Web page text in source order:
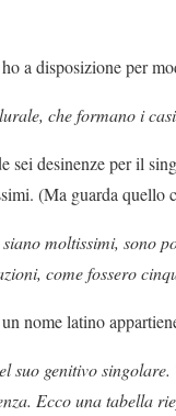
a disposizione per
che formano i
sei desinenze per il
(Ma guarda
moltissimi, sono
come fossero
nome latino
suo genitivo
Ecco una tabella